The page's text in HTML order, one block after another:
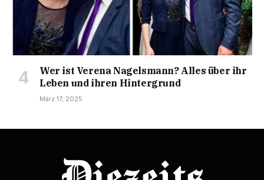
Wer ist Verena Nagelsmann? Alles über ihr
Leben und ihren Hintergrund
März 17, 2025